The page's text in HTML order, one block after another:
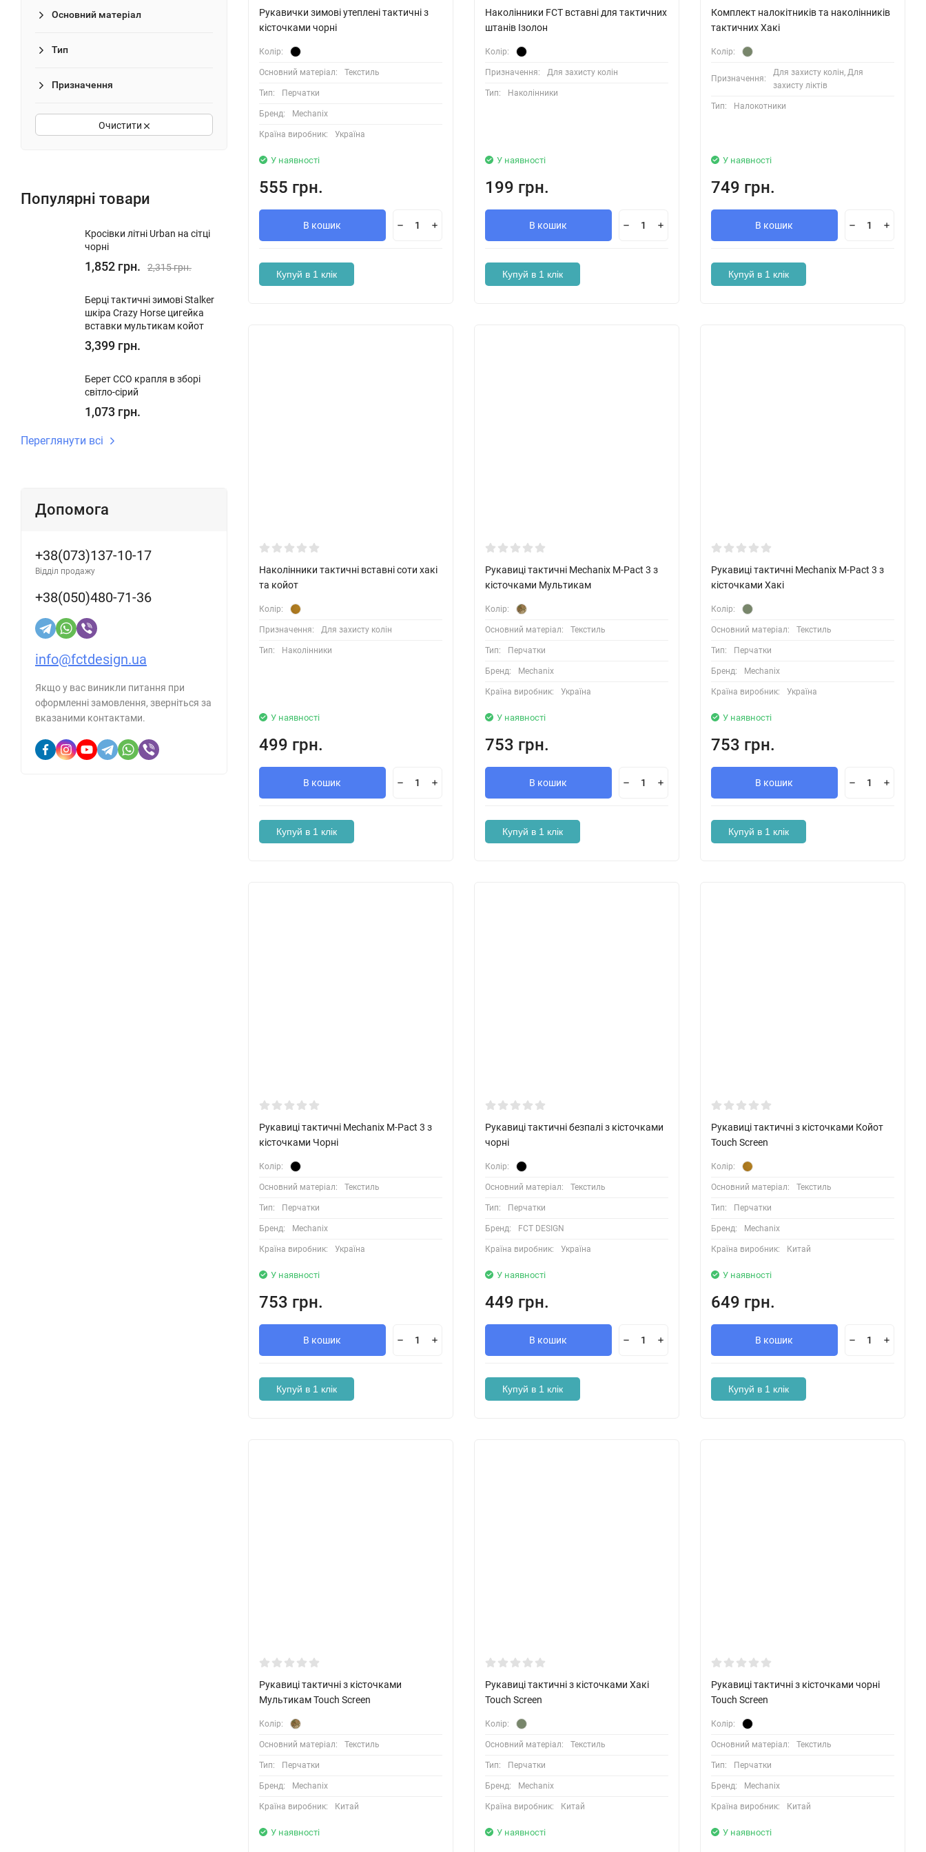
Основний матеріал
Тип
Призначення
Очистити
Популярні товари
Кросівки літні Urban на сітці
чорні
1,852 грн. 2,315 грн.
Берці тактичні зимові Stalker
шкіра Crazy Horse цигейка
вставки мультикам койот
3,399 грн.
Берет ССО крапля в зборі
світло-сірий
1,073 грн.
Переглянути всі
Допомога
+38(073)137-10-17
Відділ продажу
+38(050)480-71-36
info@fctdesign.ua
Якщо у вас виникли питання при
оформленні замовлення, зверніться за
вказаними контактами.
Рукавички зимові утеплені тактичні з
кісточками чорні
Колір:
Основний матеріал: Текстиль
Тип: Перчатки
Бренд: Mechanix
Країна виробник: Україна
У наявності
555 грн.
В кошик
Купуй в 1 клік
Наколінники FCT вставні для тактичних
штанів Ізолон
Колір:
Призначення: Для захисту колін
Тип: Наколінники
У наявності
199 грн.
В кошик
Купуй в 1 клік
Комплект налокітників та наколінників
тактичних Хакі
Колір:
Призначення:
Для захисту колін, Для
захисту ліктів
Тип: Налокотники
У наявності
749 грн.
В кошик
Купуй в 1 клік
Наколінники тактичні вставні соти хакі
та койот
Колір:
Призначення: Для захисту колін
Тип: Наколінники
У наявності
499 грн.
В кошик
Купуй в 1 клік
Рукавиці тактичні Mechanix M-Pact 3 з
кісточками Мультикам
Колір:
Основний матеріал: Текстиль
Тип: Перчатки
Бренд: Mechanix
Країна виробник: Україна
У наявності
753 грн.
В кошик
Купуй в 1 клік
Рукавиці тактичні Mechanix M-Pact 3 з
кісточками Хакі
Колір:
Основний матеріал: Текстиль
Тип: Перчатки
Бренд: Mechanix
Країна виробник: Україна
У наявності
753 грн.
В кошик
Купуй в 1 клік
Рукавиці тактичні Mechanix M-Pact 3 з
кісточками Чорні
Колір:
Основний матеріал: Текстиль
Тип: Перчатки
Бренд: Mechanix
Країна виробник: Україна
У наявності
753 грн.
В кошик
Купуй в 1 клік
Рукавиці тактичні безпалі з кісточками
чорні
Колір:
Основний матеріал: Текстиль
Тип: Перчатки
Бренд: FCT DESIGN
Країна виробник: Україна
У наявності
449 грн.
В кошик
Купуй в 1 клік
Рукавиці тактичні з кісточками Койот
Touch Screen
Колір:
Основний матеріал: Текстиль
Тип: Перчатки
Бренд: Mechanix
Країна виробник: Китай
У наявності
649 грн.
В кошик
Купуй в 1 клік
Рукавиці тактичні з кісточками
Мультикам Touch Screen
Колір:
Основний матеріал: Текстиль
Тип: Перчатки
Бренд: Mechanix
Країна виробник: Китай
У наявності
Рукавиці тактичні з кісточками Хакі
Touch Screen
Колір:
Основний матеріал: Текстиль
Тип: Перчатки
Бренд: Mechanix
Країна виробник: Китай
У наявності
Рукавиці тактичні з кісточками чорні
Touch Screen
Колір:
Основний матеріал: Текстиль
Тип: Перчатки
Бренд: Mechanix
Країна виробник: Китай
У наявності